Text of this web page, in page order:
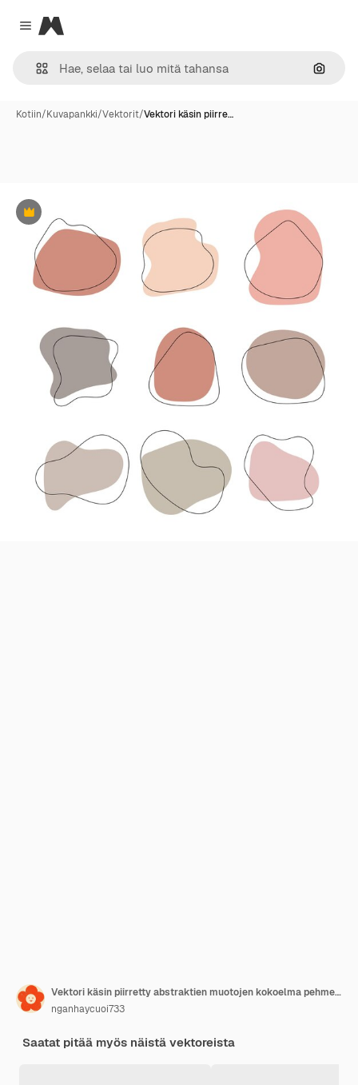
Close menu
Magnific
Hae
Kotiin/Kuvapankki/Vektorit/Vektori käsin piirre…
Premium
Vektori käsin piirretty abstraktien muotojen kokoelma pehmeillä väreillä
nganhaycuoi733
Saatat pitää myös näistä vektoreista